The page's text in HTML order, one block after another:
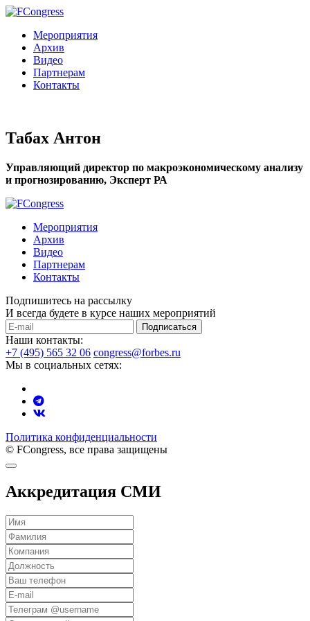
Мероприятия
Архив
Видео
Партнерам
Контакты
Табах Антон
Управляющий директор по макроэкономическому анализу
и прогнозированию, Эксперт РА
Мероприятия
Архив
Видео
Партнерам
Контакты
Подпишитесь на рассылку
И всегда будете в курсе наших мероприятий
Подписаться
Наши контакты:
+7 (495) 565 32 06 congress@forbes.ru
Мы в социальных сетях:
Политика конфиденциальности
© FCongress, все права защищены
Аккредитация СМИ